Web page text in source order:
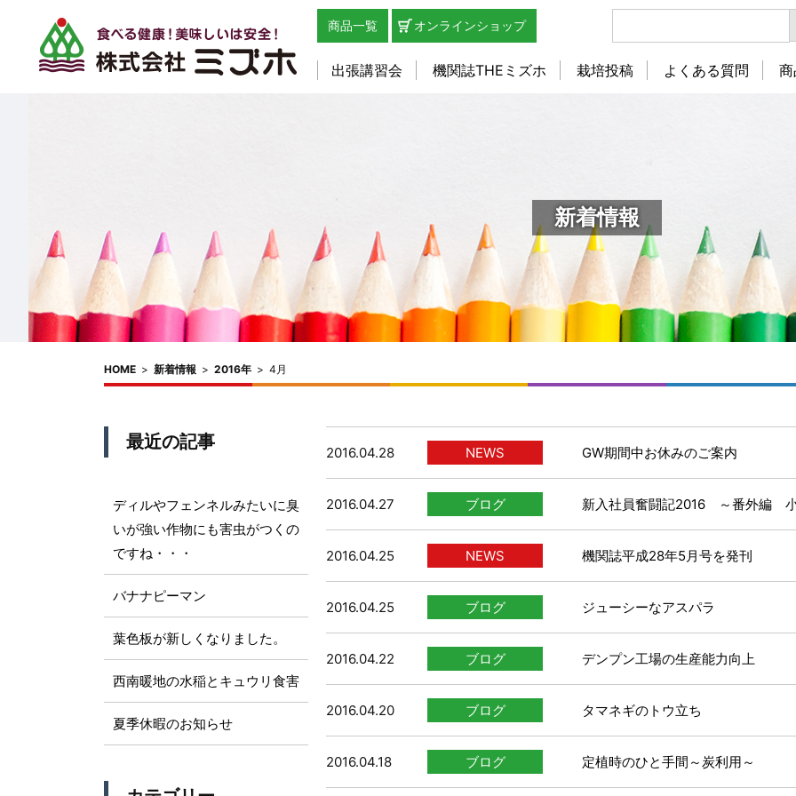
商品一覧 オンラインショップ
出張講習会 機関誌THEミズホ 栽培投稿 よくある質問
新着情報
HOME > 新着情報 > 2016年 > 4月
2016.04.28 NEWS GW期間中お休みのご案内
2016.04.27 ブログ 新入社員奮闘記2016 ～番外編 小
2016.04.25 NEWS 機関誌平成28年5月号を発刊
2016.04.25 ブログ ジューシーなアスパラ
2016.04.22 ブログ デンプン工場の生産能力向上
2016.04.20 ブログ タマネギのトウ立ち
2016.04.18 ブログ 定植時のひと手間～炭利用～
最近の記事
ディルやフェンネルみたいに臭
いが強い作物にも害虫がつくの
ですね・・・
バナナピーマン
葉色板が新しくなりました。
西南暖地の水稲とキュウリ食害
夏季休暇のお知らせ